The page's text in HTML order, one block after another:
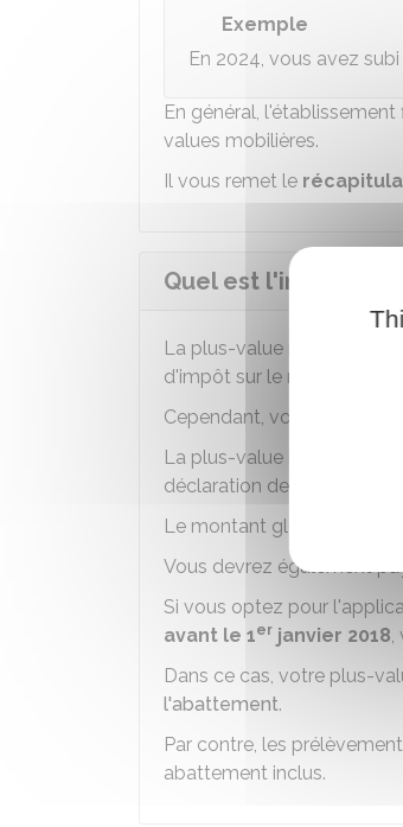
Exemple
En 2024, vous avez
En général,
values mobilières.
Il vous remet le
Quel est l'impôt à
La plus-value réalisée est
d'impôt sur le revenu et
Cependant, vous pouvez
La plus-value imposable
déclaration de revenus.
Le montant global est
Vous devrez également
Si vous optez pour
avant le 1er janvier 2018,
Dans ce cas, votre plus-
l'abattement.
Par contre, les
abattement inclus.